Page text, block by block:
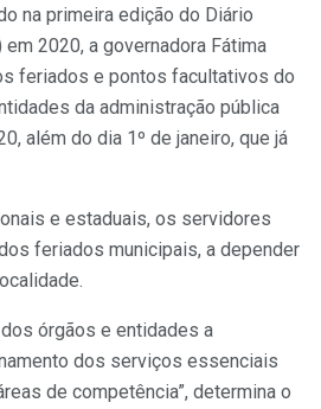
na primeira edição do Diário
2020, a governadora Fátima
feriados e pontos facultativos do
da administração pública
além do dia 1º de janeiro, que já
e estaduais, os servidores
feriados municipais, a depender
órgãos e entidades a
dos serviços essenciais
de competência”, determina o